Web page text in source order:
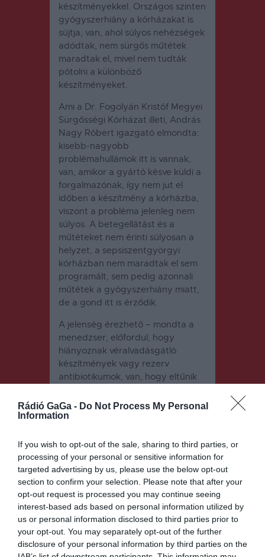
Rádió GaGa - Do Not Process My Personal
Information
If you wish to opt-out of the sale, sharing to third parties, or
processing of your personal or sensitive information for
targeted advertising by us, please use the below opt-out
section to confirm your selection. Please note that after your
opt-out request is processed you may continue seeing
interest-based ads based on personal information utilized by
us or personal information disclosed to third parties prior to
your opt-out. You may separately opt-out of the further
disclosure of your personal information by third parties on the
készítményekkel. Országos szinten
gyógyszerhiány a kórházakat is
sújtja, van, ahol súlyos nehézségek
adódtak, nem sürgős műtétek
maradtak el, mivel nem tudták
pótolni a különböző
készítményeket.
Ami a Dr. Fogolyán Kristóf Megyei
Sürgősségi Kórházat illeti, András
Nagy Róbert igazgató elmondta:
kisebb-nagyobb
problémahullámok itt is vannak,
van, amikor a gyártó késve küldi a
forgalmazónak, így nem jut el
időben a készítmény a kórházba,
viszont a probléma jelenleg nem
súlyos. A betegellátást és a
műtéteket nem érinti súlyosan a
helyzet, a sepsiszentgyörgyi
kórházban nem maradtak el sem
programált, sem pedig azonnali
műtétek a gyógyszerhiány miatt,
de a gond itt is érződik.
A jelenség érezhető – mondta a
menedzser, előfordul, hogy
hiányoznak véralvadásgátló
készítmények vagy rezerv
antibiotikumok, van, hogy eltűnik
szerencsére nem okoz jelentős
problémát. A megyei kórházban
előírt kezelést és gyógyszert is.
Bejegyzés
ELŐZŐ
BEJEGYZÉS
KÖVETKEZŐ
BEJEGYZÉS